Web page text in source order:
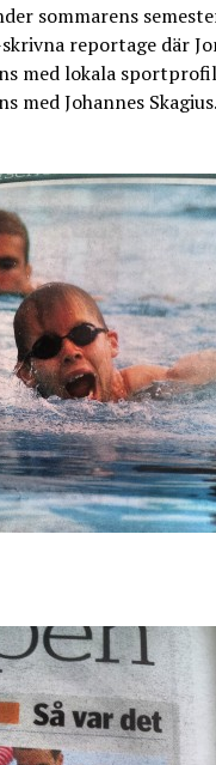
sommarens
reportage där
med lokala
med Johannes Skagius.